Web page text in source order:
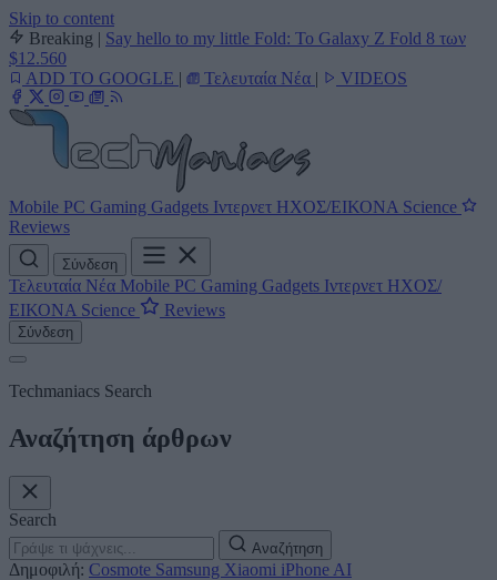
Skip to content
Breaking | Say hello to my little Fold: Το Galaxy Z Fold 8 των
$12.560
ADD TO GOOGLE | Τελευταία Νέα | VIDEOS
Mobile PC Gaming Gadgets Ιντερνετ ΗΧΟΣ/ΕΙΚΟΝΑ Science
Reviews
Σύνδεση
Τελευταία Νέα Mobile PC Gaming Gadgets Ιντερνετ ΗΧΟΣ/
ΕΙΚΟΝΑ Science Reviews
Σύνδεση
Techmaniacs Search
Αναζήτηση άρθρων
Search
Αναζήτηση
Δημοφιλή: Cosmote Samsung Xiaomi iPhone AI